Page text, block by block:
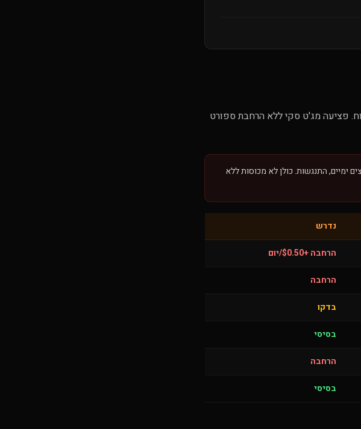
פציעה מג'ט סקי ללא הרחבת ספורט
ימיים, התנגשות. כולן לא מכוסות ללא
נדרש
הרחבה +$0.50/יום
הרחבה
בדקו
בסיסי
הרחבה
בסיסי